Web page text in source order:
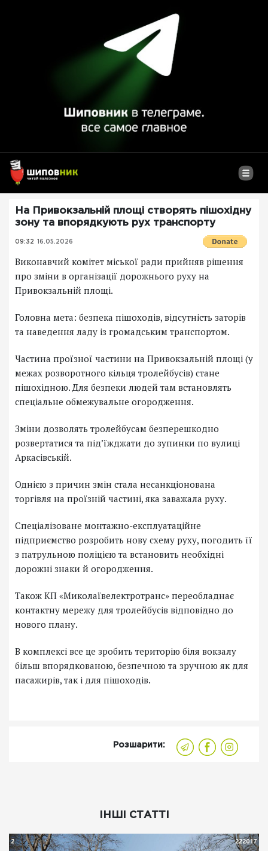
На Привокзальній площі створять пішохідну
зону та впорядкують рух транспорту
09:32 16.05.2026
Виконавчий комітет міської ради прийняв рішення
про зміни в організації дорожнього руху на
Привокзальній площі.
Головна мета: безпека пішоходів, відсутність заторів
та наведення ладу із громадським транспортом.
Частина проїзної частини на Привокзальній площі (у
межах розворотного кільця тролейбусів) стане
пішохідною. Для безпеки людей там встановлять
спеціальне обмежувальне огородження.
Зміни дозволять тролейбусам безперешкодно
розвертатися та під’їжджати до зупинки по вулиці
Аркасівській.
Однією з причин змін стала несанкціонована
торгівля на проїзній частині, яка заважала руху.
Спеціалізоване монтажно-експлуатаційне
підприємство розробить нову схему руху, погодить її
з патрульною поліцією та встановить необхідні
дорожні знаки й огородження.
Також КП «Миколаївелектротранс» переобладнає
контактну мережу для тролейбусів відповідно до
нового плану.
В комплексі все це зробить територію біля вокзалу
більш впорядкованою, безпечною та зручною як для
пасажирів, так і для пішоходів.
Розшарити:
ІНШІ СТАТТІ